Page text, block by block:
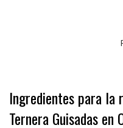
Ingredientes para la
Ternera Guisadas